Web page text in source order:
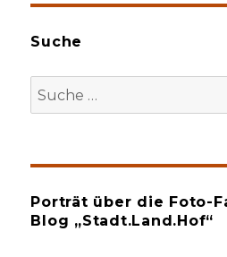
Suche
Suche
nach:
Porträt über die Foto-
Blog „Stadt.Land.Hof“